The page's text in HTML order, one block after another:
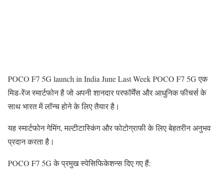
POCO F7 5G launch in India June Last Week POCO F7 5G एक
मिड-रेंज स्मार्टफोन है जो अपनी शानदार परफॉर्मेंस और आधुनिक फीचर्स के
साथ भारत में लॉन्च होने के लिए तैयार है।
यह स्मार्टफोन गेमिंग, मल्टीटास्किंग और फोटोग्राफी के लिए बेहतरीन अनुभव
प्रदान करता है।
POCO F7 5G के प्रमुख स्पेसिफिकेशन्स दिए गए हैं: